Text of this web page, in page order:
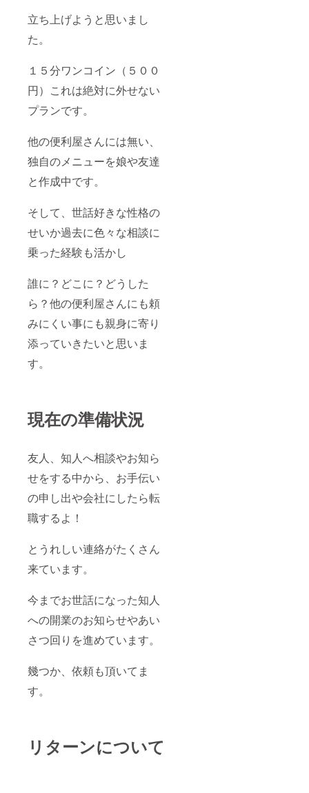
立ち上げようと思いまし
た。
１５分ワンコイン（５００
円）これは絶対に外せない
プランです。
他の便利屋さんには無い、
独自のメニューを娘や友達
と作成中です。
そして、世話好きな性格の
せいか過去に色々な相談に
乗った経験も活かし
誰に？どこに？どうした
ら？他の便利屋さんにも頼
みにくい事にも親身に寄り
添っていきたいと思いま
す。
現在の準備状況
友人、知人へ相談やお知ら
せをする中から、お手伝い
の申し出や会社にしたら転
職するよ！
とうれしい連絡がたくさん
来ています。
今までお世話になった知人
への開業のお知らせやあい
さつ回りを進めています。
幾つか、依頼も頂いてま
す。
リターンについて